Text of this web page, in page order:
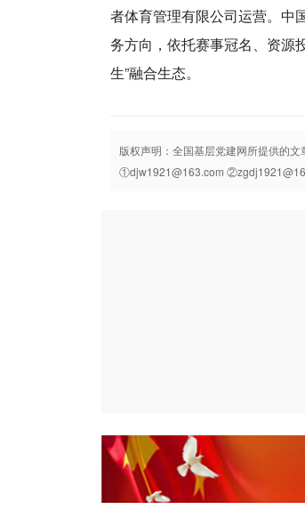
者体育管理有限公司运营。中
务方向，依托赛事冠名、资源
生”融合生态。
版权声明：全国基层党建网所提供的
①djw1921@163.com